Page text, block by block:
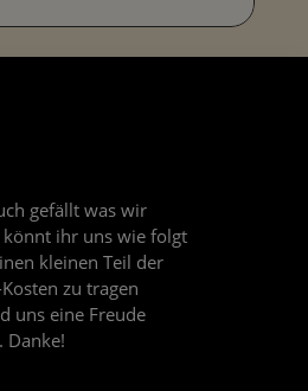
gefällt was wir
könnt ihr uns wie folgt
kleinen Teil der
zu tragen
uns eine Freude
Danke!